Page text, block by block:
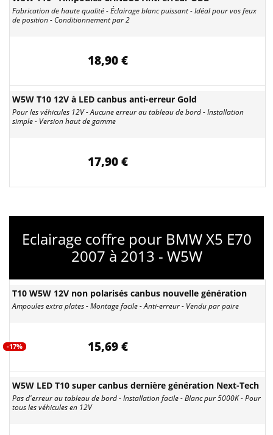
Fabrication de haute qualité - Éclairage blanc puissant - Idéal pour vos feux
de position - Conditionnement par 2
18,90 €
W5W T10 12V à LED canbus anti-erreur Gold
Pour les véhicules 12V - Aucune erreur au tableau de bord - Installation
simple - Version haut de gamme
17,90 €
Eclairage coffre pour BMW X5 E70
2007 à 2013 - W5W
T10 W5W 12V non polarisés canbus nouvelle génération
Ampoules extra plates - Montage facile - Anti-erreur - Vendu par paire
-17% 15,69 €
W5W LED T10 super canbus dernière génération Next-Tech
Pas d'erreur au tableau de bord - Installation facile - Blanc pur 5000K - Pour
tous les véhicules en 12V